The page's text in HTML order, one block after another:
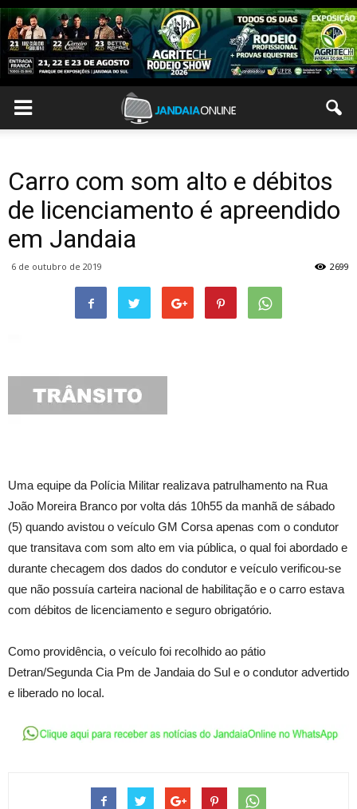
Carro com som alto e débitos
de licenciamento é apreendido
em Jandaia
6 de outubro de 2019 2699
Uma equipe da Polícia Militar realizava patrulhamento na Rua
João Moreira Branco por volta dás 10h55 da manhã de sábado
(5) quando avistou o veículo GM Corsa apenas com o condutor
que transitava com som alto em via pública, o qual foi abordado e
durante checagem dos dados do condutor e veículo verificou-se
que não possuía carteira nacional de habilitação e o carro estava
com débitos de licenciamento e seguro obrigatório.
Como providência, o veículo foi recolhido ao pátio
Detran/Segunda Cia Pm de Jandaia do Sul e o condutor advertido
e liberado no local.